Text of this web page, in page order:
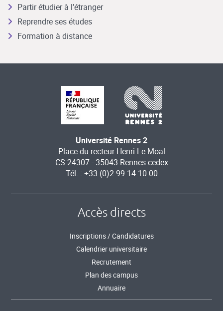
Partir étudier à l’étranger
Reprendre ses études
Formation à distance
Université Rennes 2
Place du recteur Henri Le Moal
CS 24307 - 35043 Rennes cedex
Tél. : +33 (0)2 99 14 10 00
Accès directs
Inscriptions / Candidatures
Calendrier universitaire
Recrutement
Plan des campus
Annuaire